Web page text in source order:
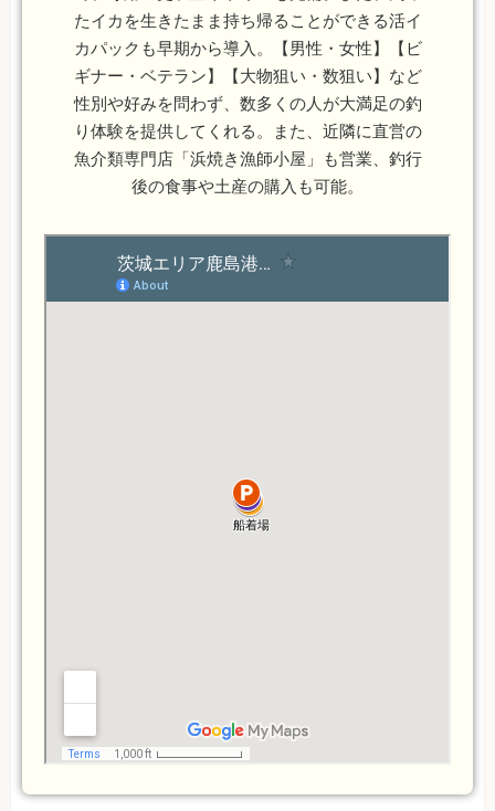
たイカを生きたまま持ち帰ることができる活イ
カパックも早期から導入。【男性・女性】【ビ
ギナー・ベテラン】【大物狙い・数狙い】など
性別や好みを問わず、数多くの人が大満足の釣
り体験を提供してくれる。また、近隣に直営の
魚介類専門店「浜焼き漁師小屋」も営業、釣行
後の食事や土産の購入も可能。